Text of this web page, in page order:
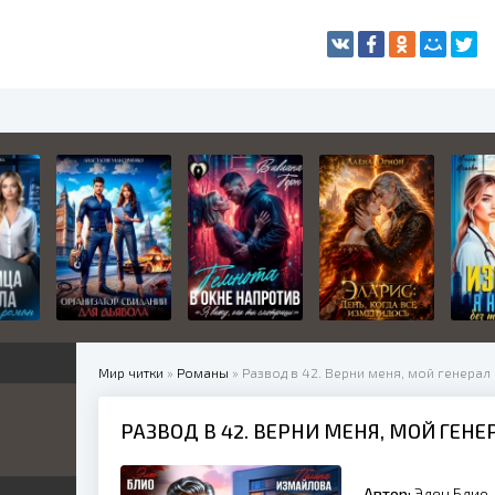
Мир читки » Романы » Развод в 42. Верни меня, мой генерал
РАЗВОД В 42. ВЕРНИ МЕНЯ, МОЙ